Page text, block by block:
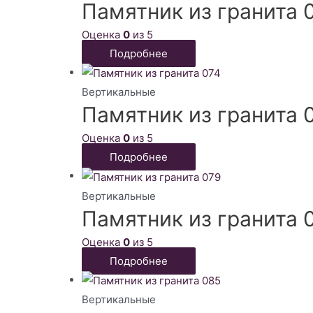
Памятник из гранита
Оценка 0 из 5
Подробнее
Вертикальные
Памятник из гранита
Оценка 0 из 5
Подробнее
Вертикальные
Памятник из гранита
Оценка 0 из 5
Подробнее
Вертикальные